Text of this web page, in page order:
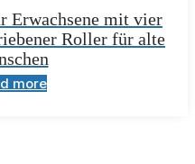
Erwachsene mit vier
Roller für alte
more